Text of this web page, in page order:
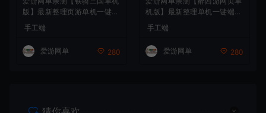
版】最新整理页游单机一键端
Win系单机服务端PC客户端
GM后台 通用视频教学+手工
端文本教学
手工端
爱游网单 280
机版】最新整理单机一键端Wi
n系单机服务端PC客户端 GM
后台 通用视频教学+手工端文
本教学
手工端
爱游网单 280